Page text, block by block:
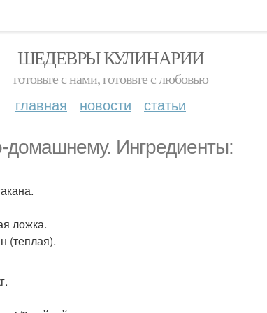
ШЕДЕВРЫ КУЛИНАРИИ
готовьте с нами, готовьте с любовью
главная новости статьи
домашнему. Ингредиенты:
ложка.
(теплая).